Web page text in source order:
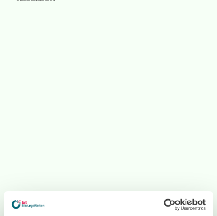
Du fragst dich, wie man bei den BildungsWelten lernt?